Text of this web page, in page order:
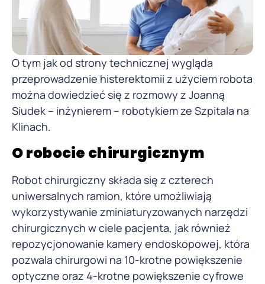
O tym jak od strony technicznej wygląda
przeprowadzenie histerektomii z użyciem robota
można dowiedzieć się z rozmowy z Joanną
Siudek – inżynierem – robotykiem ze Szpitala na
Klinach.
O robocie chirurgicznym
Robot chirurgiczny składa się z czterech
uniwersalnych ramion, które umożliwiają
wykorzystywanie zminiaturyzowanych narzędzi
chirurgicznych w ciele pacjenta, jak również
repozycjonowanie kamery endoskopowej, która
pozwala chirurgowi na 10-krotne powiększenie
optyczne oraz 4-krotne powiększenie cyfrowe